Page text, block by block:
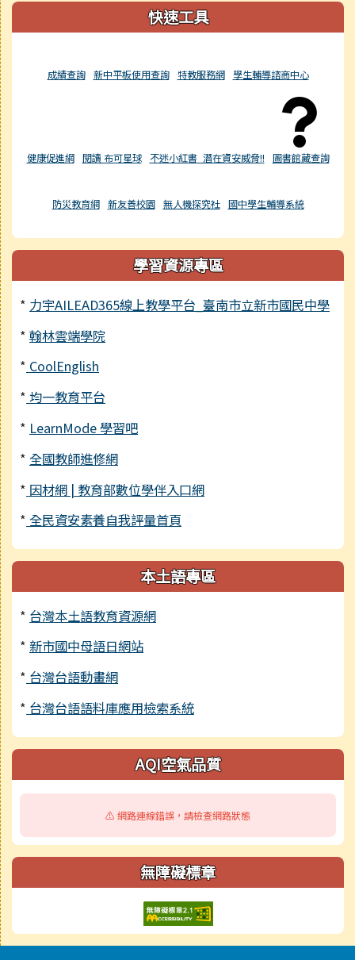
快速工具
成績查詢 新中平板使用查詢 特教服務網 學生輔導諮商中心
健康促進網 閱讀 布可星球 不迷小紅書_潛在資安威脅!! 圖書館藏查詢
防災教育網 新友善校園 無人機探究社 國中學生輔導系統
學習資源專區
* 力宇AILEAD365線上教學平台_臺南市立新市國民中學
* 翰林雲端學院
* CoolEnglish
* 均一教育平台
* LearnMode 學習吧
* 全國教師進修網
* 因材網 | 教育部數位學伴入口網
* 全民資安素養自我評量首頁
本土語專區
* 台灣本土語教育資源網
* 新市國中母語日網站
* 台灣台語動畫網
* 台灣台語語料庫應用檢索系統
AQI空氣品質
⚠️ 網路連線錯誤，請檢查網路狀態
無障礙標章